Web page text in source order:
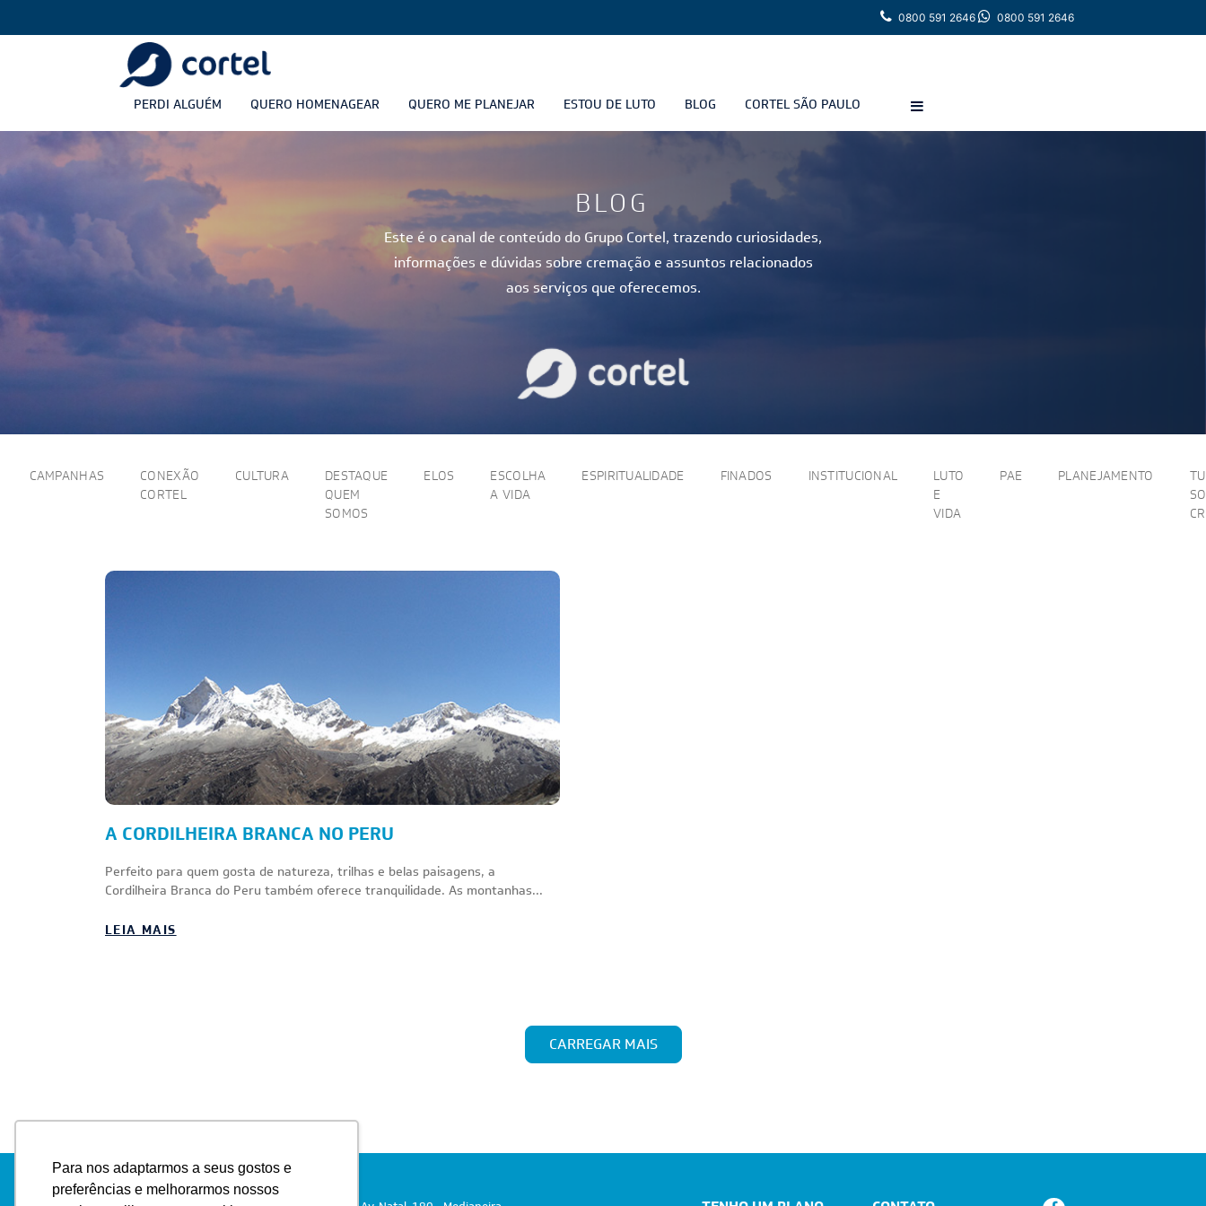
Para nos adaptarmos a seus gostos e
preferências e melhorarmos nossos
0800 591 2646 0800 591 2646
PERDI ALGUÉM QUERO HOMENAGEAR QUERO ME PLANEJAR ESTOU DE LUTO BLOG CORTEL SÃO PAULO
BLOG
Este é o canal de conteúdo do Grupo Cortel, trazendo curiosidades,
informações e dúvidas sobre cremação e assuntos relacionados
aos serviços que oferecemos.
CAMPANHAS
CONEXÃO
CORTEL
CULTURA
DESTAQUE
QUEM
SOMOS
ELOS
ESCOLHA
A VIDA
ESPIRITUALIDADE FINADOS INSTITUCIONAL
LUTO
E
VIDA
PAE PLANEJAMENTO
A CORDILHEIRA BRANCA NO PERU
Perfeito para quem gosta de natureza, trilhas e belas paisagens, a
Cordilheira Branca do Peru também oferece tranquilidade. As montanhas...
LEIA MAIS
CARREGAR MAIS